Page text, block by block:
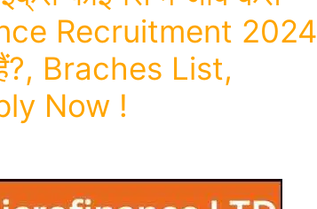
Recruitment 2024
हैं?, Braches List,
Now !